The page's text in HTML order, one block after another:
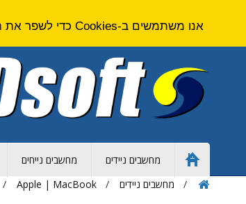
Home
Page
מחשבים ניידים מחשבים נייחים
מחשבים ניידים
Apple | MacBook
אנו משתמשים ב-Cookies כדי לשפר את החוויה שלכם באתר. על ידי גלישה באתר זה אתם מסכימים ל